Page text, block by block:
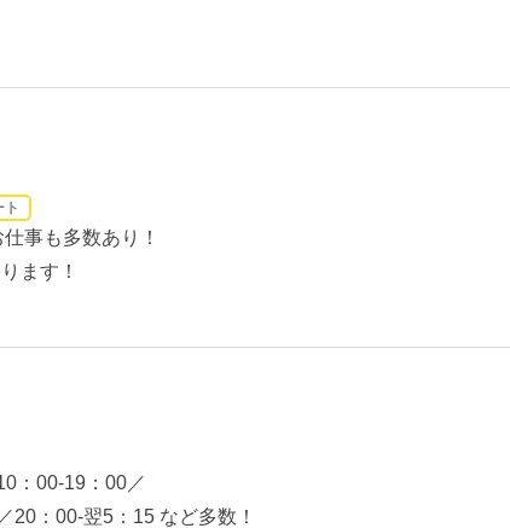
ト
事も多数あり！
ます！
：00-19：00／
20：00-翌5：15 など多数！